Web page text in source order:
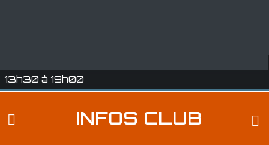
13h30 à 19h00
INFOS CLUB